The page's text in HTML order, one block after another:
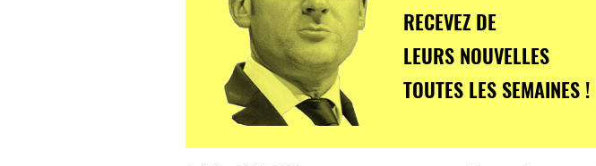
RECEVEZ DE
LEURS NOUVELLES
TOUTES LES SEMAINES !